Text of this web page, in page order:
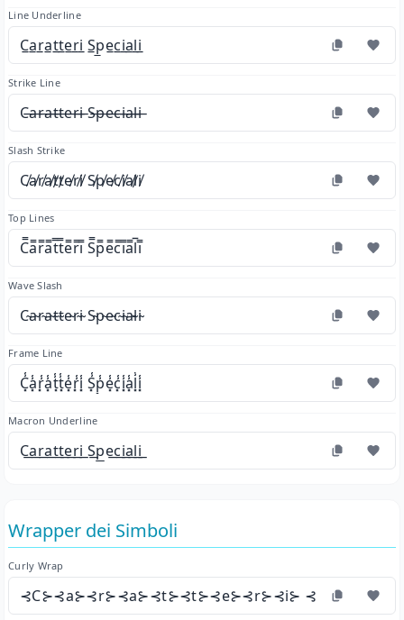
Line Underline
C̲a̲r̲a̲t̲t̲e̲r̲i̲ S̲p̲e̲c̲i̲a̲l̲i̲
Strike Line
C̶a̶r̶a̶t̶t̶e̶r̶i̶ S̶p̶e̶c̶i̶a̶l̶i̶
Slash Strike
C̸a̸r̸a̸t̸t̸e̸r̸i̸ S̸p̸e̸c̸i̸a̸l̸i̸
Top Lines
C̿a̿r̿a̿t̿t̿e̿r̿i̿ S̿p̿e̿c̿i̿a̿l̿i̿
Wave Slash
C̴a̴r̴a̴t̴t̴e̴r̴i̴ S̴p̴e̴c̴i̴a̴l̴i̴
Frame Line
C͓̾a͓̾r͓̾a͓̾t͓̾t͓̾e͓̾r͓̾i͓̾ S͓̾p͓̾e͓̾c͓̾i͓̾a͓̾l͓̾i͓̾
Macron Underline
C͟a͟r͟a͟t͟t͟e͟r͟i͟ S͟p͟e͟c͟i͟a͟l͟i͟
Wrapper dei Simboli
Curly Wrap
⊰C⊱⊰a⊱⊰r⊱⊰a⊱⊰t⊱⊰t⊱⊰e⊱⊰r⊱⊰i⊱